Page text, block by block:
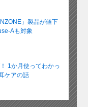
」製品が値下
Aも対象
1か月使ってわかっ
ケアの話